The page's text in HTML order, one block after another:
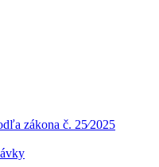
zákona č. 25⁄2025